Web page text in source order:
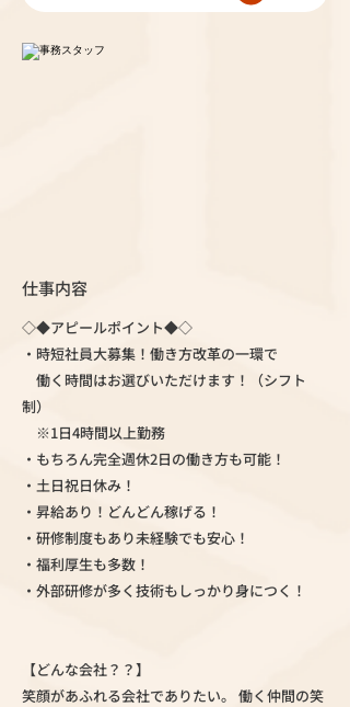
仕事内容
◇◆アピールポイント◆◇
・時短社員大募集！働き方改革の一環で
働く時間はお選びいただけます！（シフト
制）
※1日4時間以上勤務
・もちろん完全週休2日の働き方も可能！
・土日祝日休み！
・昇給あり！どんどん稼げる！
・研修制度もあり未経験でも安心！
・福利厚生も多数！
・外部研修が多く技術もしっかり身につく！
【どんな会社？？】
笑顔があふれる会社でありたい。 働く仲間の笑